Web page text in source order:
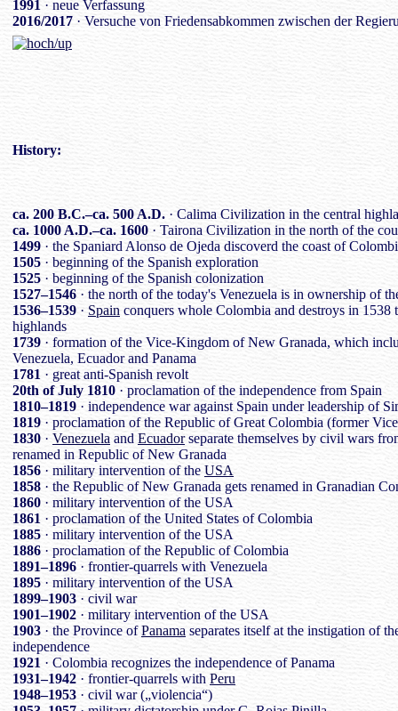
1991 · neue Verfassung
2016/2017 · Versuche von Friedensabkommen zwischen der
History:
ca. 200 B.C.–ca. 500 A.D. · Calima Civilization in the central
ca. 1000 A.D.–ca. 1600 · Tairona Civilization in the north of the
1499 · the Spaniard Alonso de Ojeda discoverd the coast of
1505 · beginning of the Spanish exploration
1525 · beginning of the Spanish colonization
1527–1546 · the north of the today's Venezuela is in ownership of
1536–1539 · Spain conquers whole Colombia and destroys in
highlands
1739 · formation of the Vice-Kingdom of New Granada, which
Venezuela, Ecuador and Panama
1781 · great anti-Spanish revolt
20th of July 1810 · proclamation of the independence from Spain
1810–1819 · independence war against Spain under leadership of
1819 · proclamation of the Republic of Great Colombia (former
1830 · Venezuela and Ecuadorseparate themselves by civil wars
renamed in Republic of New Granada
1856 · military intervention of the USA
1858 · the Republic of New Granada gets renamed in Granadian
1860 · military intervention of the USA
1861 · proclamation of the United States of Colombia
1885 · military intervention of the USA
1886 · proclamation of the Republic of Colombia
1891–1896 · frontier-quarrels with Venezuela
1895 · military intervention of the USA
1899–1903 · civil war
1901–1902 · military intervention of the USA
1903 · the Province ofPanama separates itself at the instigation of
independence
1921 · Colombia recognizes the independence of Panama
1931–1942 · frontier-quarrels with Peru
1948–1953 · civil war („violencia“)